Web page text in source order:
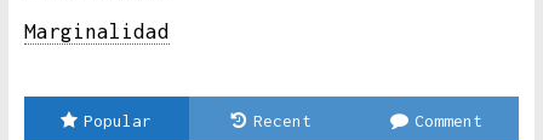
Marginalidad
Popular Recent Comment